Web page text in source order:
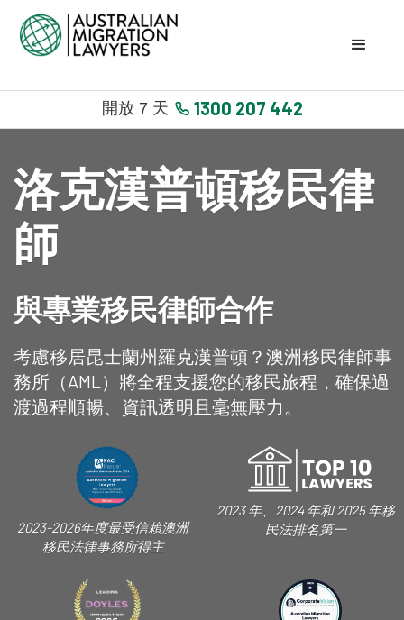
開放 7 天 1300 207 442
洛克漢普頓移民律
師
與專業移民律師合作
考慮移居昆士蘭州羅克漢普頓？澳洲移民律師事
務所（AML）將全程支援您的移民旅程，確保過
渡過程順暢、資訊透明且毫無壓力。
2023-2026年度最受信賴澳洲
移民法律事務所得主
2023 年、2024 年和 2025 年移
民法排名第一